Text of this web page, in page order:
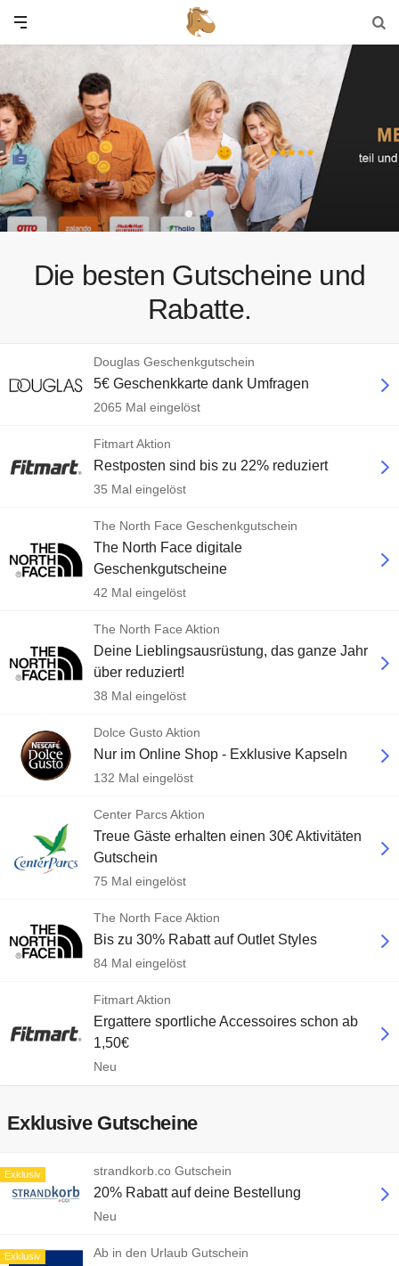
Die besten Gutscheine und
Rabatte.
Douglas Geschenkgutschein
5€ Geschenkkarte dank Umfragen
2065 Mal eingelöst
Fitmart Aktion
Restposten sind bis zu 22% reduziert
35 Mal eingelöst
The North Face Geschenkgutschein
The North Face digitale
Geschenkgutscheine
42 Mal eingelöst
The North Face Aktion
Deine Lieblingsausrüstung, das ganze Jahr
über reduziert!
38 Mal eingelöst
Dolce Gusto Aktion
Nur im Online Shop - Exklusive Kapseln
132 Mal eingelöst
Center Parcs Aktion
Treue Gäste erhalten einen 30€ Aktivitäten
Gutschein
75 Mal eingelöst
The North Face Aktion
Bis zu 30% Rabatt auf Outlet Styles
84 Mal eingelöst
Fitmart Aktion
Ergattere sportliche Accessoires schon ab
1,50€
Neu
Exklusive Gutscheine
strandkorb.co Gutschein
20% Rabatt auf deine Bestellung
Neu
Exklusiv
Ab in den Urlaub Gutschein
Exklusiv